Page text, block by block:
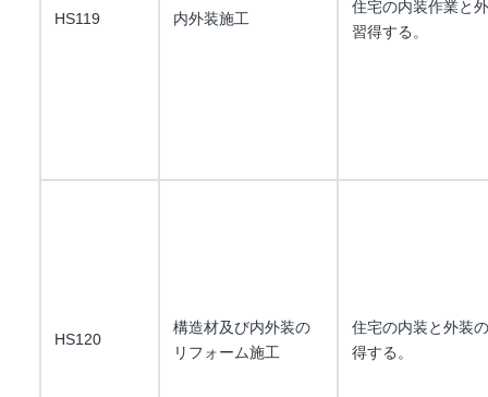
HS119 内外装施工
住宅の内装作業と
習得する。
HS120
構造材及び内外装の
リフォーム施工
住宅の内装と外装
得する。